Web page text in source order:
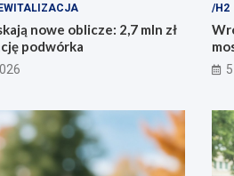
nowe oblicze: 2,7 mln zł
podwórka
/H2